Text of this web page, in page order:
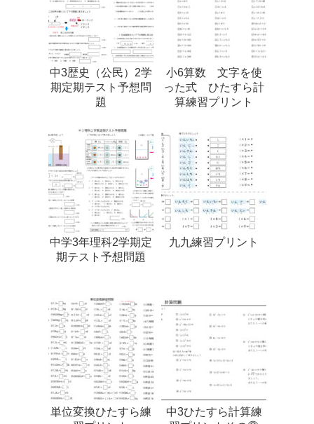
中3歴史（公民）2学
期定期テスト予想問
題
小6算数 文字を使
った式 ひたすら計
算練習プリント
中学3年理科2学期定
期テスト予想問題
九九練習プリント
単位変換ひたすら練
中3ひたすら計算練